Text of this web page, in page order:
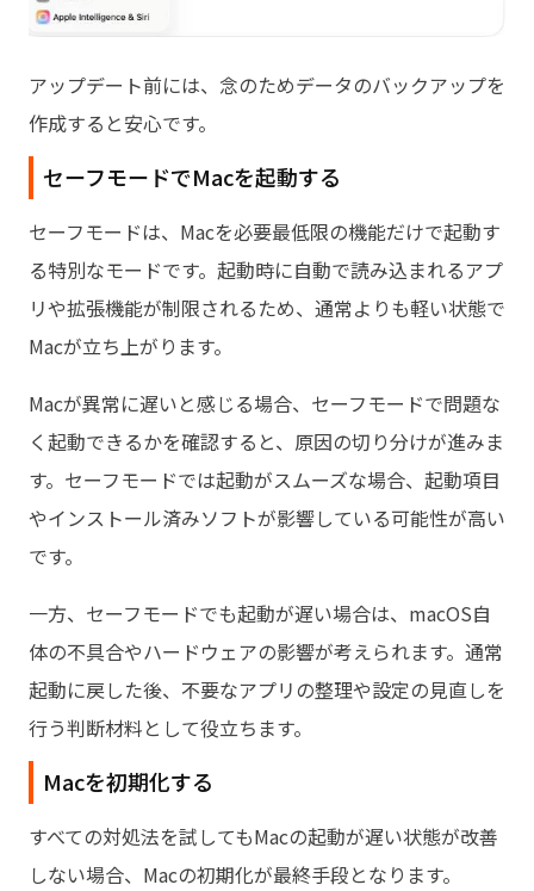
アップデート前には、念のためデータのバックアップを
作成すると安心です。
セーフモードでMacを起動する
セーフモードは、Macを必要最低限の機能だけで起動す
る特別なモードです。起動時に自動で読み込まれるアプ
リや拡張機能が制限されるため、通常よりも軽い状態で
Macが立ち上がります。
Macが異常に遅いと感じる場合、セーフモードで問題な
く起動できるかを確認すると、原因の切り分けが進みま
す。セーフモードでは起動がスムーズな場合、起動項目
やインストール済みソフトが影響している可能性が高い
です。
一方、セーフモードでも起動が遅い場合は、macOS自
体の不具合やハードウェアの影響が考えられます。通常
起動に戻した後、不要なアプリの整理や設定の見直しを
行う判断材料として役立ちます。
Macを初期化する
すべての対処法を試してもMacの起動が遅い状態が改善
しない場合、Macの初期化が最終手段となります。